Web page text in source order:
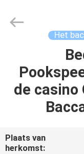
PRODUCTEN
ONS
Center.
Het
de casino
Plaats van
herkomst: